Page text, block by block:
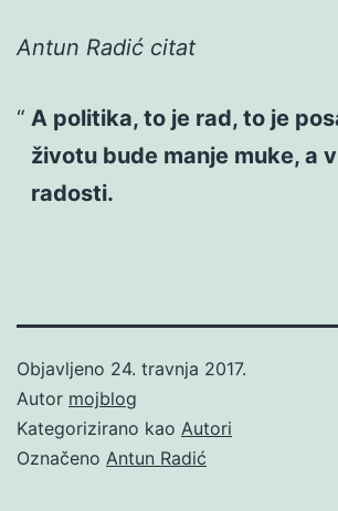
Antun Radić citat
A politika, to je rad, to je
životu bude manje muke, a
radosti.
Objavljeno 24. travnja 2017.
Autor mojblog
Kategorizirano kao Autori
Označeno Antun Radić